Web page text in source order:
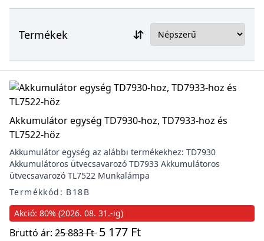
Termékek
Akkumulátor egység TD7930-hoz, TD7933-hoz és
TL7522-höz
Akkumulátor egység az alábbi termékekhez: TD7930
Akkumulátoros ütvecsavarozó TD7933 Akkumulátoros
ütvecsavarozó TL7522 Munkalámpa
Termékkód: B18B
Akció: 80% (2026. 08. 31.-ig)
Bruttó ár: 25 883 Ft 5 177 Ft